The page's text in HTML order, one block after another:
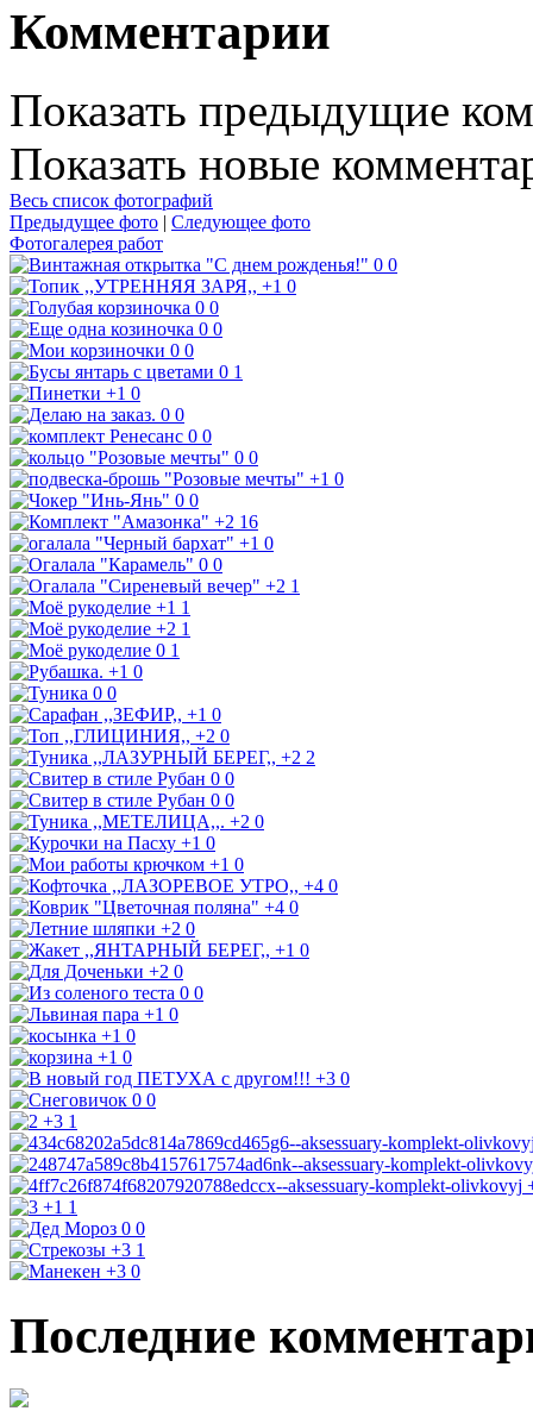
Комментарии
Показать предыдущие
Показать новые
Весь список фотографий
Предыдущее фото | Следующее фото
Фотогалерея работ
0 0
+1 0
0 0
0 0
0 0
0 1
+1 0
0 0
0 0
0 0
+1 0
0 0
+2 16
+1 0
0 0
+2 1
+1 1
+2 1
0 1
+1 0
0 0
+1 0
+2 0
+2 2
0 0
0 0
+2 0
+1 0
+1 0
+4 0
+4 0
+2 0
+1 0
+2 0
0 0
+1 0
+1 0
+1 0
+3 0
0 0
+3 1
+1 1
0 0
+3 1
+3 0
Последние